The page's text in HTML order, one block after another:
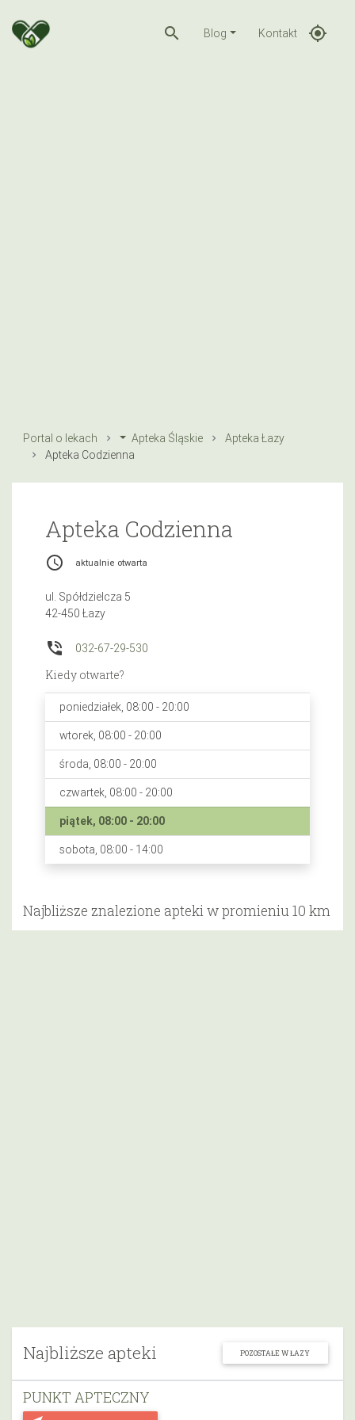
search Blog Kontakt gps_fixed
Portal o lekach Apteka Śląskie
Apteka Łazy
Apteka Codzienna
Najbliższe apteki POZOSTAŁE W ŁAZY
PUNKT APTECZNY
Apteka Codzienna
access_time aktualnie otwarta
ul. Spółdzielcza 5
42-450 Łazy
phone_in_talk 032-67-29-530
Kiedy otwarte?
poniedziałek, 08:00 - 20:00
wtorek, 08:00 - 20:00
środa, 08:00 - 20:00
czwartek, 08:00 - 20:00
piątek, 08:00 - 20:00
sobota, 08:00 - 14:00
Najbliższe znalezione apteki w promieniu 10 km